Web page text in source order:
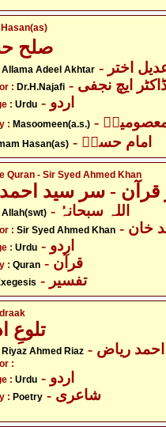
صلح
Allama Adeel Akhtar اختر
: Dr.H.Najafi - ڈاکٹر ایچ نجفی
: Urdu - اردو
: Masoomeen(a.s.) معصومینؑ
Hasan(as) - امام حسنؑ
Quran - Sir Syed Ahmed Khan
قرآن - سر سید
Allah(swt) - اللہ سبحانہُ
: Sir Syed Ahmed Khan خان
: Urdu - اردو
: Quran - قرآن
- تفسیر
تلوعِ
Riyaz Ahmed Riaz احمد ریاض
:
: Urdu - اردو
: Poetry - شاعری